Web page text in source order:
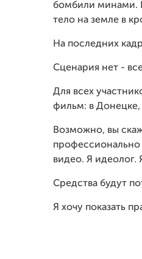
бомбили минами.
тело на земле в
На последних
Сценария нет -
Для всех
фильм: в Донецке,
Возможно, вы
профессионально
видео. Я идеолог.
Средства будут
Я хочу показать